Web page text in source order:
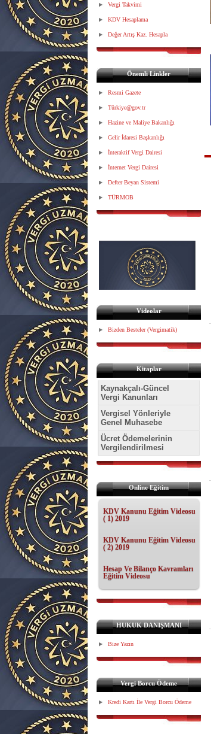
Vergi Takvimi
KDV Hesaplama
Değer Artış Kaz. Hesapla
Önemli Linkler
Resmi Gazete
Türkiye@gov.tr
Hazine ve Maliye Bakanlığı
Gelir İdaresi Başkanlığı
İnteraktif Vergi Dairesi
İnternet Vergi Dairesi
Defter Beyan Sistemi
TÜRMOB
Videolar
Bizden Besteler (Vergimatik)
Kitaplar
Kaynakçalı-Güncel
Vergi Kanunları
Vergisel Yönleriyle
Genel Muhasebe
Ücret Ödemelerinin
Vergilendirilmesi
Online Eğitim
KDV Kanunu Eğitim Videosu
( 1) 2019
KDV Kanunu Eğitim Videosu
( 2) 2019
Hesap Ve Bilanço Kavramları
Eğitim Videosu
HUKUK DANIŞMANI
Bize Yazın
Vergi Borcu Ödeme
Kredi Kartı İle Vergi Borcu Ödeme